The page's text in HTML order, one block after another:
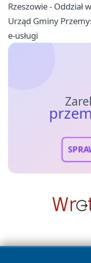
Rzeszowie - Oddział
Urząd Gminy
e-usługi